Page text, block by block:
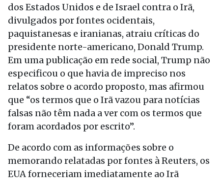
dos Estados Unidos e de Israel contra o Irã,
divulgados por fontes ocidentais,
paquistanesas e iranianas, atraiu críticas do
presidente norte-americano, Donald Trump.
Em uma publicação em rede social, Trump não
especificou o que havia de impreciso nos
relatos sobre o acordo proposto, mas afirmou
que “os termos que o Irã vazou para notícias
falsas não têm nada a ver com os termos que
foram acordados por escrito”.
De acordo com as informações sobre o
memorando relatadas por fontes à Reuters, os
EUA forneceriam imediatamente ao Irã